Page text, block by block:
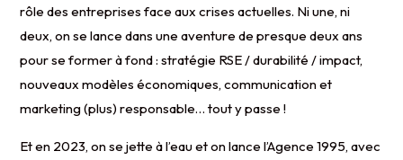
rôle des entreprises face aux crises actuelles. Ni une, ni
deux, on se lance dans une aventure de presque deux ans
pour se former à fond : stratégie RSE / durabilité / impact,
nouveaux modèles économiques, communication et
marketing (plus) responsable… tout y passe !
Et en 2023, on se jette à l’eau et on lance l’Agence 1995, avec